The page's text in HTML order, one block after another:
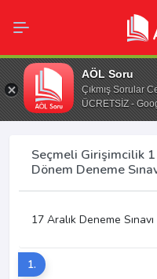
AÖL Soru
Çıkmış Sorular
ÜCRETSİZ -
Seçmeli Girişimcilik
Dönem Deneme
17 Aralık Deneme Sınavı
1.